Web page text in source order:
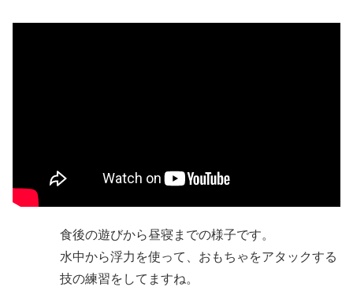
食後の遊びから昼寝までの様子です。
水中から浮力を使って、おもちゃをアタックする
技の練習をしてますね。